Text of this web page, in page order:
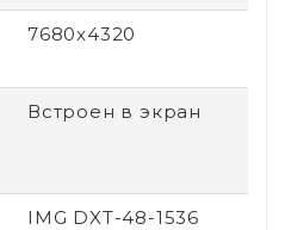
7680x4320
Встроен в экран
IMG DXT-48-1536